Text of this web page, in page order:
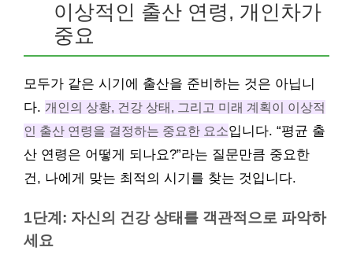
이상적인 출산 연령, 개인차가
중요
모두가 같은 시기에 출산을 준비하는 것은 아닙니
다. 개인의 상황, 건강 상태, 그리고 미래 계획이 이상적
인 출산 연령을 결정하는 중요한 요소입니다. “평균 출
산 연령은 어떻게 되나요?”라는 질문만큼 중요한
건, 나에게 맞는 최적의 시기를 찾는 것입니다.
1단계: 자신의 건강 상태를 객관적으로 파악하
세요